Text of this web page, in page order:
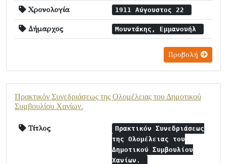
Χρονολογία 1911 Αύγουστος 22
Δήμαρχος Μουντάκης, Εμμανουήλ
Προβολή
Πρακτικόν Συνεδριάσεως της Ολομέλειας του Δημοτικού
Συμβουλίου Χανίων.
Τίτλος
Πρακτικόν Συνεδριάσεως
της Ολομέλειας του
Δημοτικού Συμβουλίου
Χανίων.